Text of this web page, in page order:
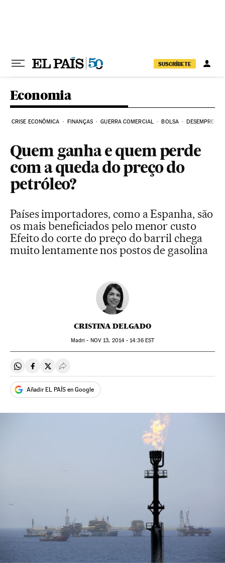
SUSCRÍBETE
Economia
CRISE ECONÔMICA FINANÇAS GUERRA COMERCIAL BOLSA DESEMPREGO
Quem ganha e quem perde
com a queda do preço do
petróleo?
Países importadores, como a Espanha, são
os mais beneficiados pelo menor custo
Efeito do corte do preço do barril chega
muito lentamente nos postos de gasolina
CRISTINA DELGADO
Madri - NOV 13, 2014 - 14:36EST
Compartir en Whatsapp
Compartir en Facebook
Compartir en Twitter
Desplegar Redes Sociales
Añadir EL PAÍS en Google